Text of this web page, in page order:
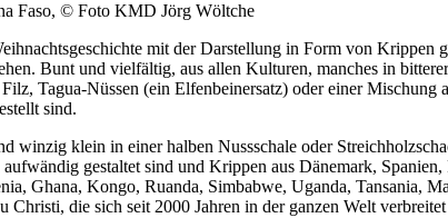
Faso, © Foto KMD Jörg Wöltche
mit der Darstellung in Form von
Bunt und vielfältig, aus allen Kulturen, manches in
Tagua-Nüssen (ein Elfenbeinersatz) oder einer
sind.
winzig klein in einer halben Nussschale oder
gestaltet sind und Krippen aus Dänemark,
Ghana, Kongo, Ruanda, Simbabwe, Uganda,
Christi, die sich seit 2000 Jahren in der ganzen Welt verbreitet